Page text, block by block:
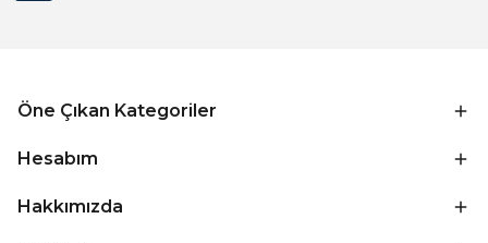
Öne Çıkan Kategoriler
Hesabım
Hakkımızda